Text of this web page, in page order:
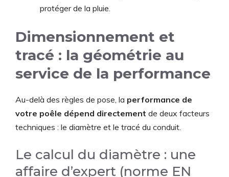
protéger de la pluie.
Dimensionnement et
tracé : la géométrie au
service de la performance
Au-delà des règles de pose, la performance de
votre poêle dépend directement de deux facteurs
techniques : le diamètre et le tracé du conduit.
Le calcul du diamètre : une
affaire d’expert (norme EN